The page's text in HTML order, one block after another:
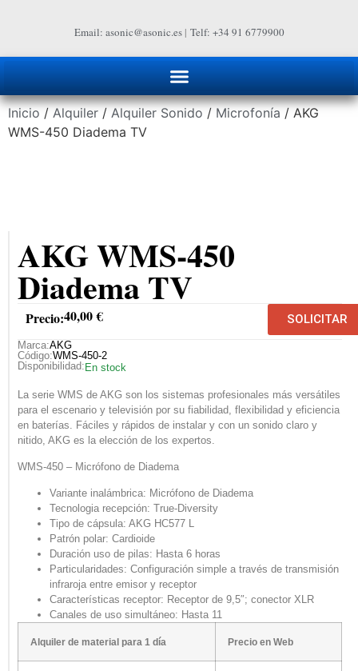
Email: asonic@asonic.es| Telf: +34 91 6779900
Inicio / Alquiler / Alquiler Sonido / Microfonía / AKG
WMS-450 Diadema TV
AKG WMS-450
Diadema TV
Precio:40,00€ SOLICITAR
Marca:AKG
Código:WMS-450-2
Disponibilidad: En stock
La serie WMS de AKG son los sistemas profesionales más versátiles
para el escenario y televisión por su fiabilidad, flexibilidad y eficiencia
en baterías. Fáciles y rápidos de instalar y con un sonido claro y
nitido, AKG es la elección de los expertos.
WMS-450 – Micrófono de Diadema
Variante inalámbrica: Micrófono de Diadema
Tecnologia recepción: True-Diversity
Tipo de cápsula: AKG HC577 L
Patrón polar: Cardioide
Duración uso de pilas: Hasta 6 horas
Particularidades: Configuración simple a través de transmisión
infraroja entre emisor y receptor
Características receptor: Receptor de 9,5″; conector XLR
Canales de uso simultáneo: Hasta 11
Alquiler de material para 1 día Precio en Web